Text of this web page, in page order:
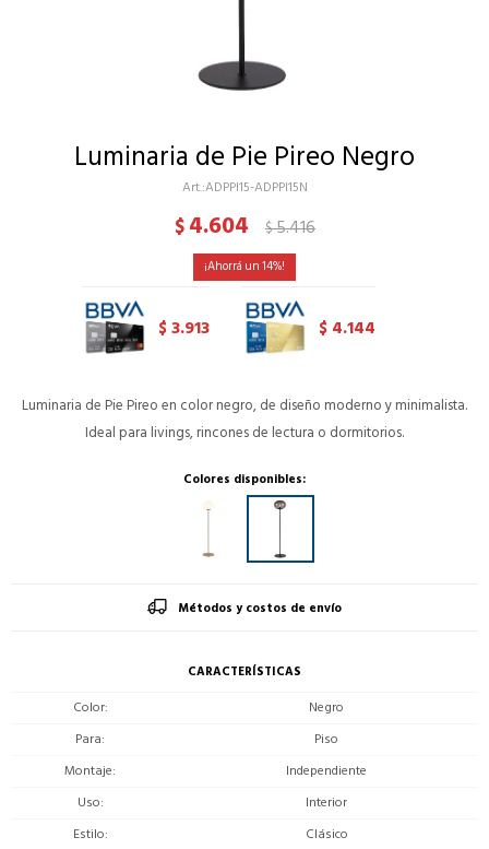
Luminaria de Pie Pireo Negro
ADPPI15-ADPPI15N
$4.604 $5.416
14
$3.913 $ 4.144
Luminaria de Pie Pireo en color negro, de diseño moderno y minimalista.
Ideal para livings, rincones de lectura o dormitorios.
Colores disponibles:
Métodos y costos de envío
CARACTERÍSTICAS
Color
Negro
Para
Piso
Montaje
Independiente
Uso
Interior
Estilo
Clásico